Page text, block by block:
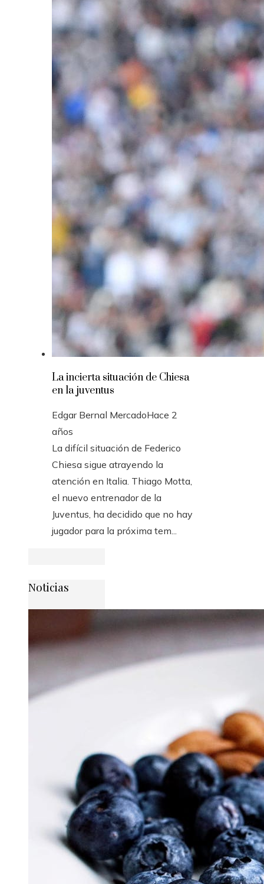
La incierta situación de Chiesa
en la juventus
Edgar Bernal MercadoHace 2
años
La difícil situación de Federico
Chiesa sigue atrayendo la
atención en Italia. Thiago Motta,
el nuevo entrenador de la
Juventus, ha decidido que no hay
jugador para la próxima tem...
Noticias